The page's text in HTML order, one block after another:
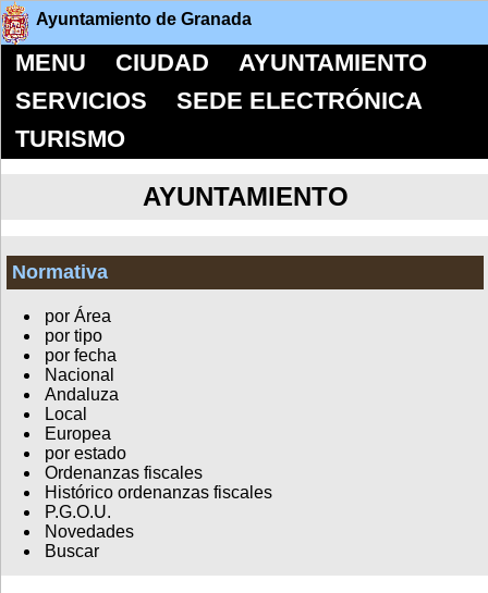
Ayuntamiento de Granada
MENU CIUDAD
AYUNTAMIENTO
SERVICIOS
SEDE ELECTRÓNICA
TURISMO
AYUNTAMIENTO
Normativa
por Área
por tipo
por fecha
Nacional
Andaluza
Local
Europea
por estado
Ordenanzas fiscales
Histórico ordenanzas fiscales
P.G.O.U.
Novedades
Buscar